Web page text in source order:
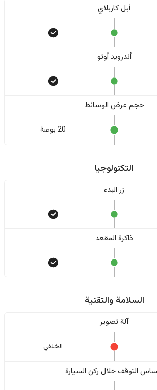
أبل كاربلاي
أندرويد أوتو
حجم عرض الوسائط
20 بوصة
التكنولوجيا
زر البدء
ذاكرة المقعد
السلامة والتقنية
آلة تصوير
الخلفي
التوقف خلال ركن السيارة